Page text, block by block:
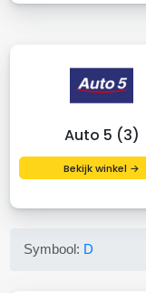
Auto 5 (3)
Bekijk winkel →
Symbool: D